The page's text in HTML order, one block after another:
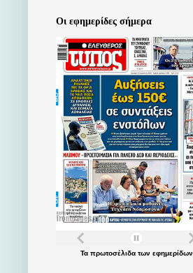
Οι εφημερίδες σήμερα
Τα πρωτοσέλιδατων εφημερίδων